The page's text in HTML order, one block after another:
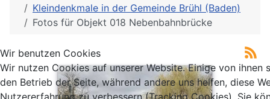
Kleindenkmale in der Gemeinde Brühl (Baden)
Fotos für Objekt 018 Nebenbahnbrücke
Wir benutzen Cookies
Wir nutzen Cookies auf unserer Website. Einige von ihnen
den Betrieb der Seite, während andere uns helfen, diese